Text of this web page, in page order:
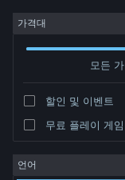
로그인
커뮤니티
정보
가격대
모든
할인 및 이벤트
무료 플레이 게
언어
개발자: Wolf Developer